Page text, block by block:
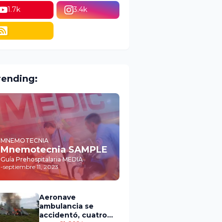
1.7k 3.4k
MNEMOTECNIA
Mnemotecnia SAMPLE
Guía Prehospitalaria MEDIA
-septiembre 11, 2023
Aeronave
ambulancia se
accidentó, cuatro